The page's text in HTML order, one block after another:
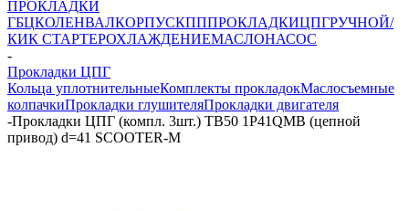
ПРОКЛАДКИ
ГБЦКОЛЕНВАЛКОРПУСКПППРОКЛАДКИЦПГРУЧНОЙ/
КИК СТАРТЕРОХЛАЖДЕНИЕМАСЛОНАСОС
-
Прокладки ЦПГ
Кольца уплотнительныеКомплекты прокладокМаслосъемные
колпачкиПрокладки глушителяПрокладки двигателя
-Прокладки ЦПГ (компл. 3шт.) TB50 1P41QMB (цепной
привод) d=41 SCOOTER-M